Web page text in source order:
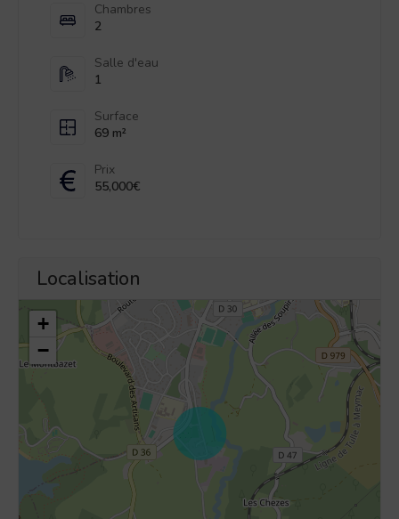
Chambres
2
Salle d'eau
1
Surface
69 m²
Prix
55,000€
Localisation
+
−